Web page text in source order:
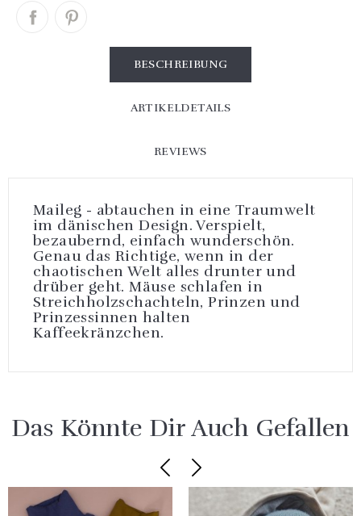
BESCHREIBUNG
ARTIKELDETAILS
REVIEWS
Maileg - abtauchen in eine Traumwelt
im dänischen Design. Verspielt,
bezaubernd, einfach wunderschön.
Genau das Richtige, wenn in der
chaotischen Welt alles drunter und
drüber geht. Mäuse schlafen in
Streichholzschachteln, Prinzen und
Prinzessinnen halten
Kaffeekränzchen.
Das Könnte Dir Auch Gefallen